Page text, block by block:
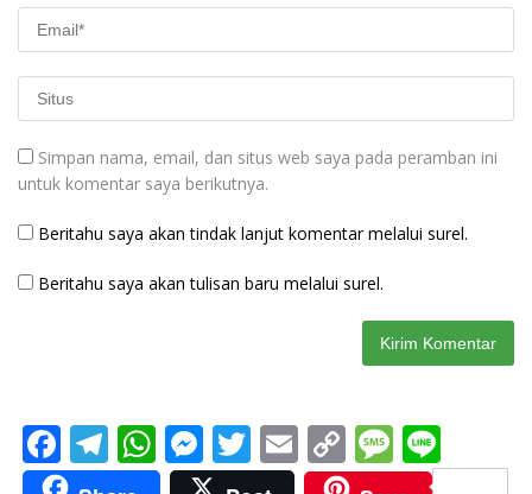
Simpan nama, email, dan situs web saya pada peramban ini
untuk komentar saya berikutnya.
Beritahu saya akan tindak lanjut komentar melalui surel.
Beritahu saya akan tulisan baru melalui surel.
F
ac
T
el
W
h
M
e
T
w
E
m
C
o
M
e n